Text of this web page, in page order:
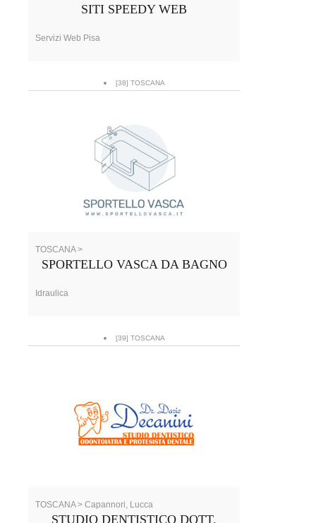
SITI SPEEDY WEB
Servizi Web Pisa
[38] TOSCANA
TOSCANA >
SPORTELLO VASCA DA BAGNO
Idraulica
[39] TOSCANA
TOSCANA > Capannori, Lucca
STUDIO DENTISTICO DOTT.